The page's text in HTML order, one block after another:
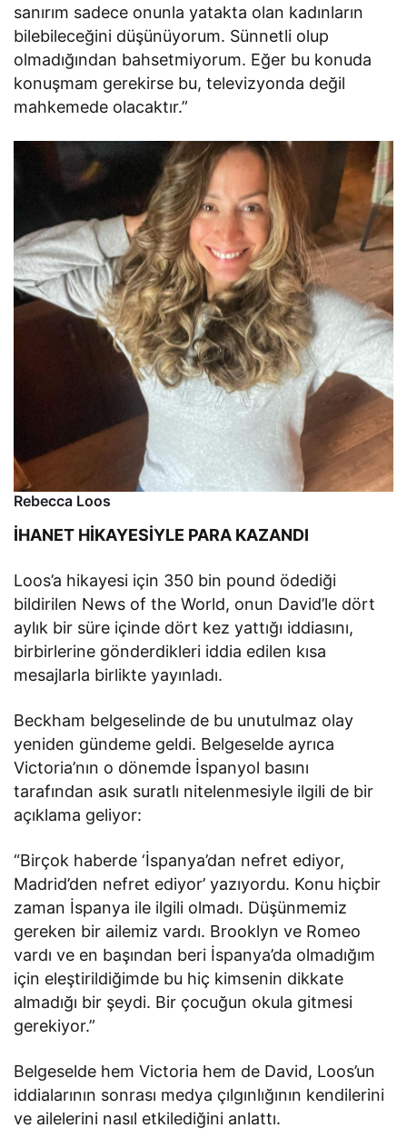
sanırım sadece onunla yatakta olan kadınların
bilebileceğini düşünüyorum. Sünnetli olup
olmadığından bahsetmiyorum. Eğer bu konuda
konuşmam gerekirse bu, televizyonda değil
mahkemede olacaktır.”
Rebecca Loos
İHANET HİKAYESİYLE PARA KAZANDI
Loos’a hikayesi için 350 bin pound ödediği
bildirilen News of the World, onun David’le dört
aylık bir süre içinde dört kez yattığı iddiasını,
birbirlerine gönderdikleri iddia edilen kısa
mesajlarla birlikte yayınladı.
Beckham belgeselinde de bu unutulmaz olay
yeniden gündeme geldi. Belgeselde ayrıca
Victoria’nın o dönemde İspanyol basını
tarafından asık suratlı nitelenmesiyle ilgili de bir
açıklama geliyor:
“Birçok haberde ‘İspanya’dan nefret ediyor,
Madrid’den nefret ediyor’ yazıyordu. Konu hiçbir
zaman İspanya ile ilgili olmadı. Düşünmemiz
gereken bir ailemiz vardı. Brooklyn ve Romeo
vardı ve en başından beri İspanya’da olmadığım
için eleştirildiğimde bu hiç kimsenin dikkate
almadığı bir şeydi. Bir çocuğun okula gitmesi
gerekiyor.”
Belgeselde hem Victoria hem de David, Loos’un
iddialarının sonrası medya çılgınlığının kendilerini
ve ailelerini nasıl etkilediğini anlattı.